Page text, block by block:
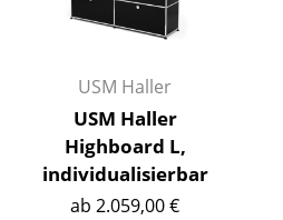
Konferenztische
Kindertische
Gartentische
Servierwagen
USM Haller
USM Haller
Highboard L,
individualisierbar
ab 2.059,00 €